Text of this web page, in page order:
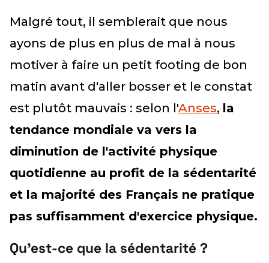
Malgré tout, il semblerait que nous
ayons de plus en plus de mal à nous
motiver à faire un petit footing de bon
matin avant d'aller bosser et le constat
est plutôt mauvais : selon l'Anses, la
tendance mondiale va vers la
diminution de l'activité physique
quotidienne au profit de la sédentarité
et la majorité des Français ne pratique
pas suffisamment d'exercice physique.
Qu'est-ce que la sédentarité ?